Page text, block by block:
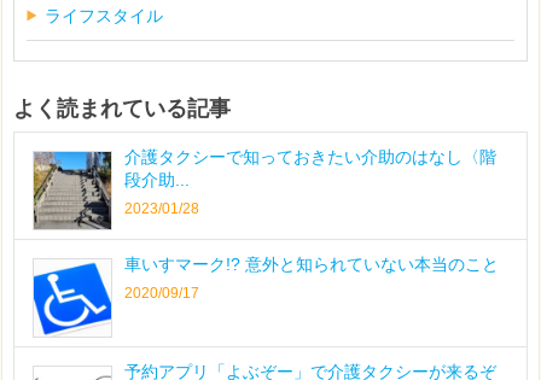
ライフスタイル
よく読まれている記事
介護タクシーで知っておきたい介助のはなし〈階
段介助...
2023/01/28
車いすマーク!? 意外と知られていない本当のこと
2020/09/17
予約アプリ「よぶぞー」で介護タクシーが来るぞ